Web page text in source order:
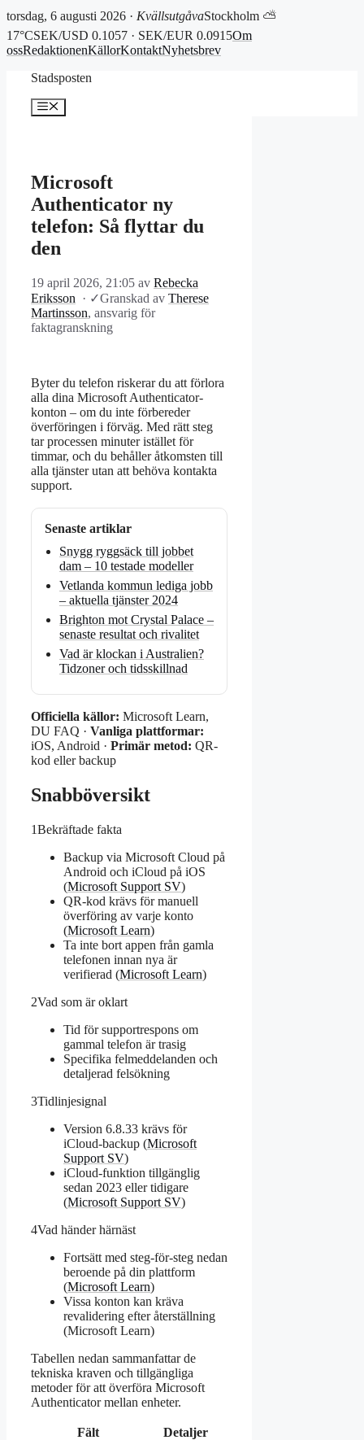
torsdag, 6 augusti 2026 · KvällsutgåvaStockholm ⛅
17°CSEK/USD 0.1057 · SEK/EUR 0.0915Om
ossRedaktionenKällorKontaktNyhetsbrev
Stadsposten
Meny
Microsoft
Authenticator ny
telefon: Så flyttar du
den
19 april 2026, 21:05 av Rebecka
Eriksson
· ✓Granskad av Therese
Martinsson, ansvarig för
faktagranskning
Byter du telefon riskerar du att förlora
alla dina Microsoft Authenticator-
konton – om du inte förbereder
överföringen i förväg. Med rätt steg
tar processen minuter istället för
timmar, och du behåller åtkomsten till
alla tjänster utan att behöva kontakta
support.
Senaste artiklar
Snygg ryggsäck till jobbet
dam – 10 testade modeller
Vetlanda kommun lediga jobb
– aktuella tjänster 2024
Brighton mot Crystal Palace –
senaste resultat och rivalitet
Vad är klockan i Australien?
Tidzoner och tidsskillnad
Officiella källor: Microsoft Learn,
DU FAQ · Vanliga plattformar:
iOS, Android · Primär metod: QR-
kod eller backup
Snabböversikt
1Bekräftade fakta
Backup via Microsoft Cloud på
Android och iCloud på iOS
(Microsoft Support SV)
QR-kod krävs för manuell
överföring av varje konto
(Microsoft Learn)
Ta inte bort appen från gamla
telefonen innan nya är
verifierad (Microsoft Learn)
2Vad som är oklart
Tid för supportrespons om
gammal telefon är trasig
Specifika felmeddelanden och
detaljerad felsökning
3Tidlinjesignal
Version 6.8.33 krävs för
iCloud-backup (Microsoft
Support SV)
iCloud-funktion tillgänglig
sedan 2023 eller tidigare
(Microsoft Support SV)
4Vad händer härnäst
Fortsätt med steg-för-steg nedan
beroende på din plattform
(Microsoft Learn)
Vissa konton kan kräva
revalidering efter återställning
(Microsoft Learn)
Tabellen nedan sammanfattar de
tekniska kraven och tillgängliga
metoder för att överföra Microsoft
Authenticator mellan enheter.
Fält
Detaljer